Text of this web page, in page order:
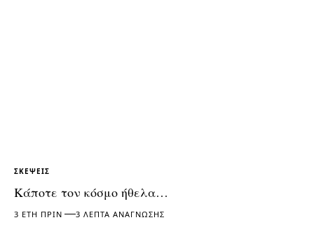
ΣΚΈΨΕΙΣ
Κάποτε τον κόσμο ήθελα…
3 ΈΤΗ ΠΡΙΝ 3 ΛΕΠΤΆ ΑΝΆΓΝΩΣΗΣ